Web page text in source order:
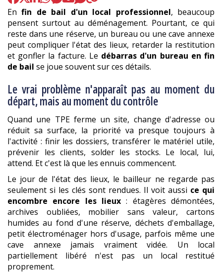
Enfin de bail d'un local professionnel, beaucoup
pensent surtout au déménagement. Pourtant, ce qui
reste dans une réserve, un bureau ou une cave annexe
peut compliquer l'état des lieux, retarder la restitution
et gonfler la facture. Le débarras d'un bureau en fin
de bail se joue souvent sur ces détails.
Le vrai problème n'apparaît pas au moment du
départ, mais au moment du contrôle
Quand une TPE ferme un site, change d'adresse ou
réduit sa surface, la priorité va presque toujours à
l'activité : finir les dossiers, transférer le matériel utile,
prévenir les clients, solder les stocks. Le local, lui,
attend. Et c'est là que les ennuis commencent.
Le jour de l'état des lieux, le bailleur ne regarde pas
seulement si les clés sont rendues. Il voit aussi ce qui
encombre encore les lieux : étagères démontées,
archives oubliées, mobilier sans valeur, cartons
humides au fond d'une réserve, déchets d'emballage,
petit électroménager hors d'usage, parfois même une
cave annexe jamais vraiment vidée. Un local
partiellement libéré n'est pas un local restitué
proprement.